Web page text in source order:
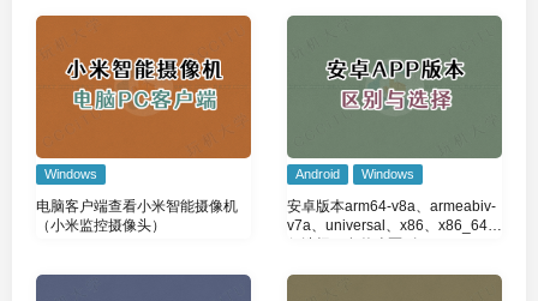
Windows
电脑客户端查看小米智能摄像机
（小米监控摄像头）
Android Windows
安卓版本arm64-v8a、armeabiv-
v7a、universal、x86、x86_64如